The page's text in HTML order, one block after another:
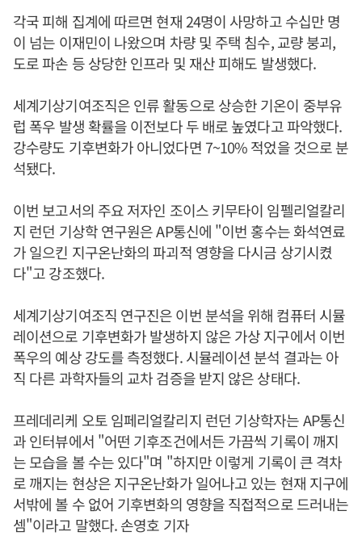
각국 피해 집계에 따르면 현재 24명이 사망하고 수십만 명
이 넘는 이재민이 나왔으며 차량 및 주택 침수, 교량 붕괴,
도로 파손 등 상당한 인프라 및 재산 피해도 발생했다.
세계기상기여조직은 인류 활동으로 상승한 기온이 중부유
럽 폭우 발생 확률을 이전보다 두 배로 높였다고 파악했다.
강수량도 기후변화가 아니었다면 7~10% 적었을 것으로 분
석됐다.
이번 보고서의 주요 저자인 조이스 키무타이 임펠리얼칼리
지 런던 기상학 연구원은 AP통신에 "이번 홍수는 화석연료
가 일으킨 지구온난화의 파괴적 영향을 다시금 상기시켰
다"고 강조했다.
세계기상기여조직 연구진은 이번 분석을 위해 컴퓨터 시뮬
레이션으로 기후변화가 발생하지 않은 가상 지구에서 이번
폭우의 예상 강도를 측정했다. 시뮬레이션 분석 결과는 아
직 다른 과학자들의 교차 검증을 받지 않은 상태다.
프레데리케 오토 임페리얼칼리지 런던 기상학자는 AP통신
과 인터뷰에서 "어떤 기후조건에서든 가끔씩 기록이 깨지
는 모습을 볼 수는 있다"며 "하지만 이렇게 기록이 큰 격차
로 깨지는 현상은 지구온난화가 일어나고 있는 현재 지구에
서밖에 볼 수 없어 기후변화의 영향을 직접적으로 드러내는
셈"이라고 말했다. 손영호 기자